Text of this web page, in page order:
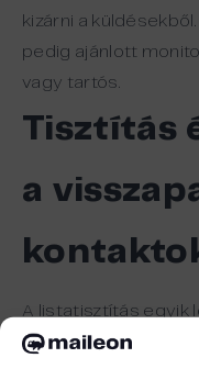
kizárni a
pedig ajánlott
vagy tartós.
Tisztítás
a
A listatisztítás egyik
visszapattant és